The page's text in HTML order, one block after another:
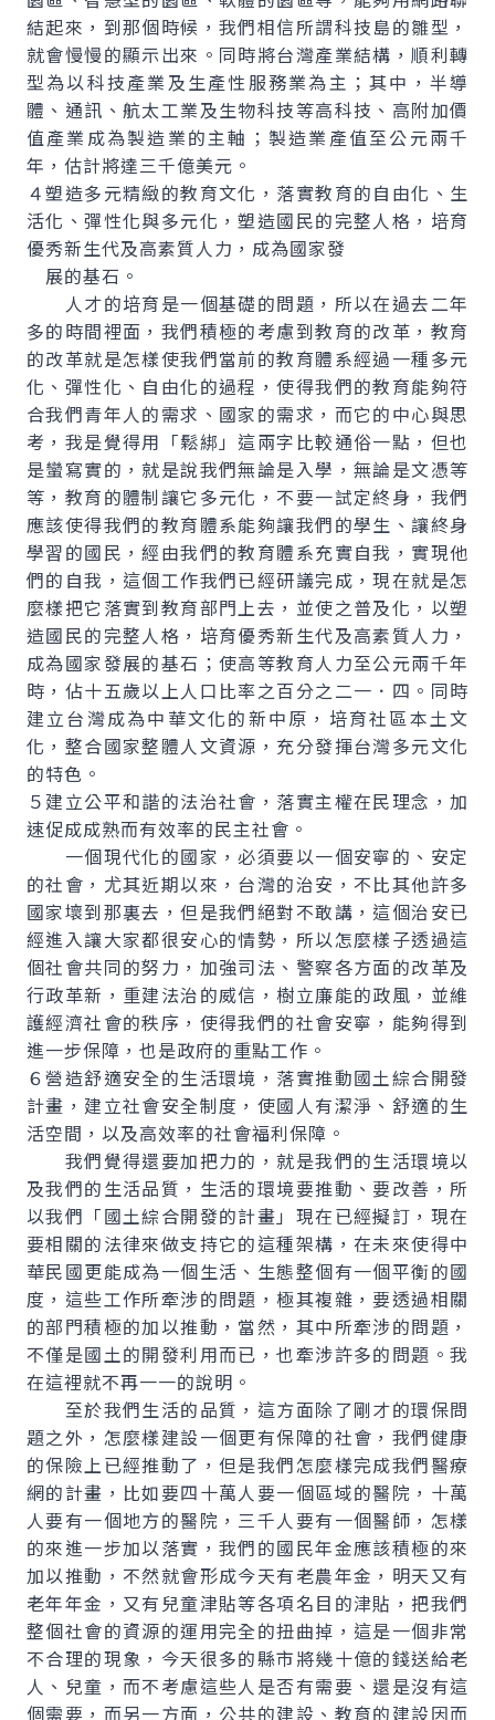
結起來，到那個時候，我們相信所謂科技島的雛型，
就會慢慢的顯示出來。同時將台灣產業結構，順利轉
型為以科技產業及生產性服務業為主；其中，半導
體、通訊、航太工業及生物科技等高科技、高附加價
值產業成為製造業的主軸；製造業產值至公元兩千
年，估計將達三千億美元。
４塑造多元精緻的教育文化，落實教育的自由化、生
活化、彈性化與多元化，塑造國民的完整人格，培育
優秀新生代及高素質人力，成為國家發
展的基石。
人才的培育是一個基礎的問題，所以在過去二年
多的時間裡面，我們積極的考慮到教育的改革，教育
的改革就是怎樣使我們當前的教育體系經過一種多元
化、彈性化、自由化的過程，使得我們的教育能夠符
合我們青年人的需求、國家的需求，而它的中心與思
考，我是覺得用「鬆綁」這兩字比較通俗一點，但也
是蠻寫實的，就是說我們無論是入學，無論是文憑等
等，教育的體制讓它多元化，不要一試定終身，我們
應該使得我們的教育體系能夠讓我們的學生、讓終身
學習的國民，經由我們的教育體系充實自我，實現他
們的自我，這個工作我們已經研議完成，現在就是怎
麼樣把它落實到教育部門上去，並使之普及化，以塑
造國民的完整人格，培育優秀新生代及高素質人力，
成為國家發展的基石；使高等教育人力至公元兩千年
時，佔十五歲以上人口比率之百分之二一．四。同時
建立台灣成為中華文化的新中原，培育社區本土文
化，整合國家整體人文資源，充分發揮台灣多元文化
的特色。
５建立公平和諧的法治社會，落實主權在民理念，加
速促成成熟而有效率的民主社會。
一個現代化的國家，必須要以一個安寧的、安定
的社會，尤其近期以來，台灣的治安，不比其他許多
國家壞到那裏去，但是我們絕對不敢講，這個治安已
經進入讓大家都很安心的情勢，所以怎麼樣子透過這
個社會共同的努力，加強司法、警察各方面的改革及
行政革新，重建法治的威信，樹立廉能的政風，並維
護經濟社會的秩序，使得我們的社會安寧，能夠得到
進一步保障，也是政府的重點工作。
６營造舒適安全的生活環境，落實推動國土綜合開發
計畫，建立社會安全制度，使國人有潔淨、舒適的生
活空間，以及高效率的社會福利保障。
我們覺得還要加把力的，就是我們的生活環境以
及我們的生活品質，生活的環境要推動、要改善，所
以我們「國土綜合開發的計畫」現在已經擬訂，現在
要相關的法律來做支持它的這種架構，在未來使得中
華民國更能成為一個生活、生態整個有一個平衡的國
度，這些工作所牽涉的問題，極其複雜，要透過相關
的部門積極的加以推動，當然，其中所牽涉的問題，
不僅是國土的開發利用而已，也牽涉許多的問題。我
在這裡就不再一一的說明。
至於我們生活的品質，這方面除了剛才的環保問
題之外，怎麼樣建設一個更有保障的社會，我們健康
的保險上已經推動了，但是我們怎麼樣完成我們醫療
網的計畫，比如要四十萬人要一個區域的醫院，十萬
人要有一個地方的醫院，三千人要有一個醫師，怎樣
的來進一步加以落實，我們的國民年金應該積極的來
加以推動，不然就會形成今天有老農年金，明天又有
老年年金，又有兒童津貼等各項名目的津貼，把我們
整個社會的資源的運用完全的扭曲掉，這是一個非常
不合理的現象，今天很多的縣市將幾十億的錢送給老
人、兒童，而不考慮這些人是否有需要、還是沒有這
個需要，而另一方面，公共的建設、教育的建設因而